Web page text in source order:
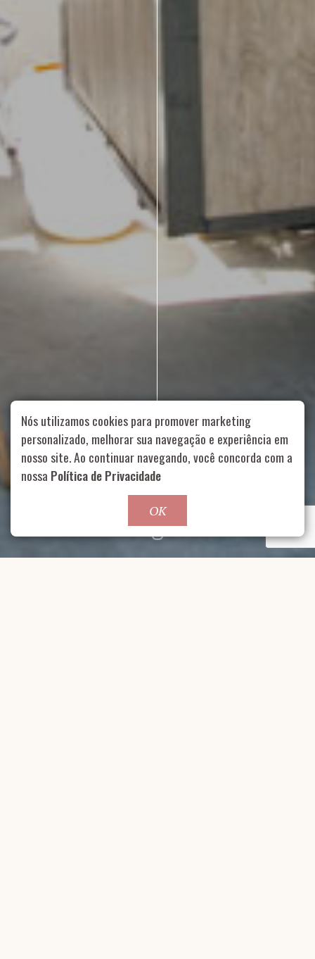
Rua Aurélia, 1714 – Vila Romana, São Paulo – SP | 55 11
99178-5848 | contato@nucleofood.com
Role para continar
Nós utilizamos cookies para promover marketing
personalizado, melhorar sua navegação e experiência em
nosso site. Ao continuar navegando, você concorda com a
nossa Política de Privacidade
OK